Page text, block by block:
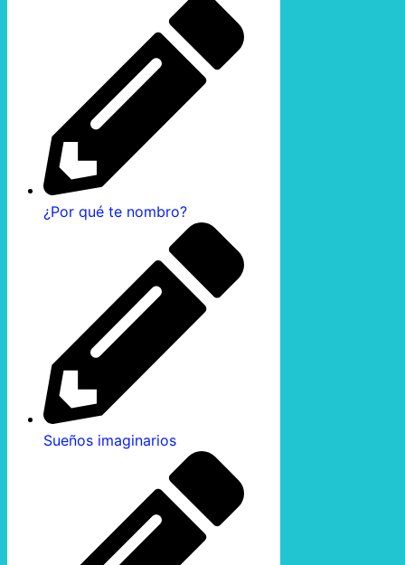
¿Por qué te nombro?
Sueños imaginarios